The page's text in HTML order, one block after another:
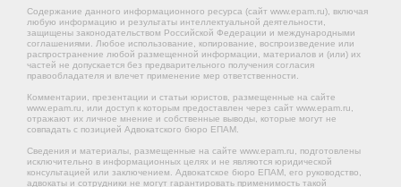
Содержание данного информационного ресурса (сайт www.epam.ru), включая
любую информацию и результаты интеллектуальной деятельности,
защищены законодательством Российской Федерации и международными
соглашениями. Любое использование, копирование, воспроизведение или
распространение любой размещенной информации, материалов и (или) их
частей не допускается без предварительного получения согласия
правообладателя и влечет применение мер ответственности.
Комментарии, презентации и статьи юристов, размещенные на сайте
www.epam.ru, или доступ к которым предоставлен через сайт www.epam.ru,
отражают их личное мнение и собственные выводы, которые могут не
совпадать с позицией Адвокатского бюро ЕПАМ.
Сведения и материалы, размещенные на сайте www.epam.ru, подготовлены
исключительно в информационных целях и не являются юридической
консультацией или заключением. Адвокатское бюро ЕПАМ, его руководство,
адвокаты и сотрудники не могут гарантировать применимость такой